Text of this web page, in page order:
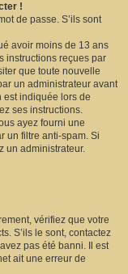
!
de passe. S’ils sont
avoir moins de 13 ans
instructions reçues par
que toute nouvelle
un administrateur avant
est indiquée lors de
ses instructions.
ayez fourni une
un filtre anti-spam. Si
un administrateur.
vérifiez que votre
S’ils le sont, contactez
pas été banni. Il est
ait une erreur de